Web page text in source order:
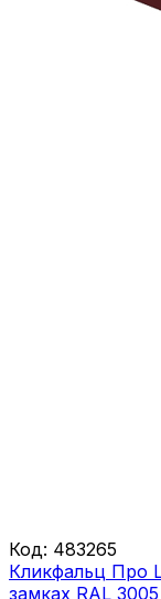
Код: 483265
Кликфальц Про
замках RAL